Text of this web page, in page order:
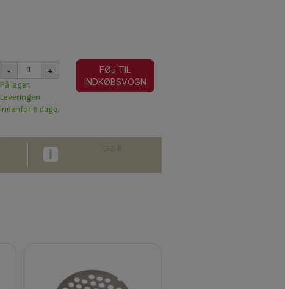
- +
På lager.
Leveringen
indenfor 6 dage.
FØJ TIL
INDKØBSVOGN